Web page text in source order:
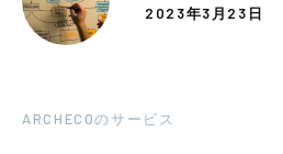
2023年3月23日
ARCHECOのサービス